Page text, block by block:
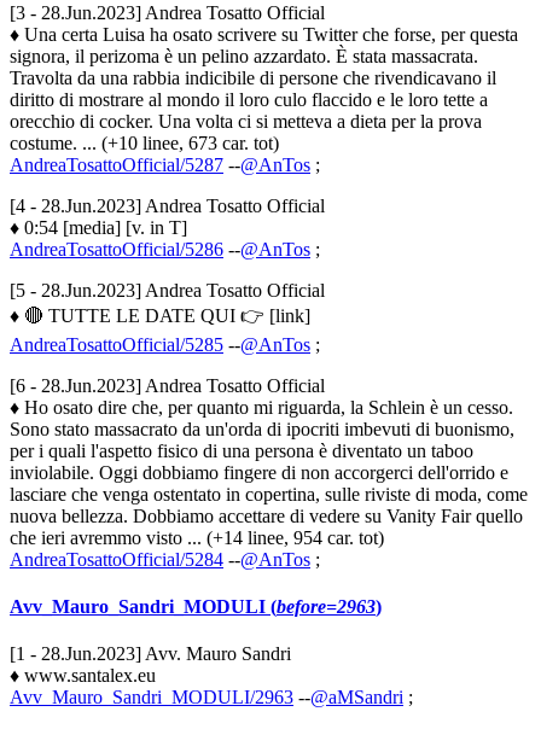
[3 - 28.Jun.2023] Andrea Tosatto Official
♦ Una certa Luisa ha osato scrivere su Twitter che forse, per questa
signora, il perizoma è un pelino azzardato. È stata massacrata.
Travolta da una rabbia indicibile di persone che rivendicavano il
diritto di mostrare al mondo il loro culo flaccido e le loro tette a
orecchio di cocker. Una volta ci si metteva a dieta per la prova
costume. ... (+10 linee, 673 car. tot)
AndreaTosattoOfficial/5287 --@AnTos ;
[4 - 28.Jun.2023] Andrea Tosatto Official
♦ 0:54 [media] [v. in T]
AndreaTosattoOfficial/5286 --@AnTos ;
[5 - 28.Jun.2023] Andrea Tosatto Official
♦ 🔴 TUTTE LE DATE QUI 👉 [link]
AndreaTosattoOfficial/5285 --@AnTos ;
[6 - 28.Jun.2023] Andrea Tosatto Official
♦ Ho osato dire che, per quanto mi riguarda, la Schlein è un cesso.
Sono stato massacrato da un'orda di ipocriti imbevuti di buonismo,
per i quali l'aspetto fisico di una persona è diventato un taboo
inviolabile. Oggi dobbiamo fingere di non accorgerci dell'orrido e
lasciare che venga ostentato in copertina, sulle riviste di moda, come
nuova bellezza. Dobbiamo accettare di vedere su Vanity Fair quello
che ieri avremmo visto ... (+14 linee, 954 car. tot)
AndreaTosattoOfficial/5284 --@AnTos ;
Avv_Mauro_Sandri_MODULI (before=2963)
[1 - 28.Jun.2023] Avv. Mauro Sandri
♦ www.santalex.eu
Avv_Mauro_Sandri_MODULI/2963 --@aMSandri ;